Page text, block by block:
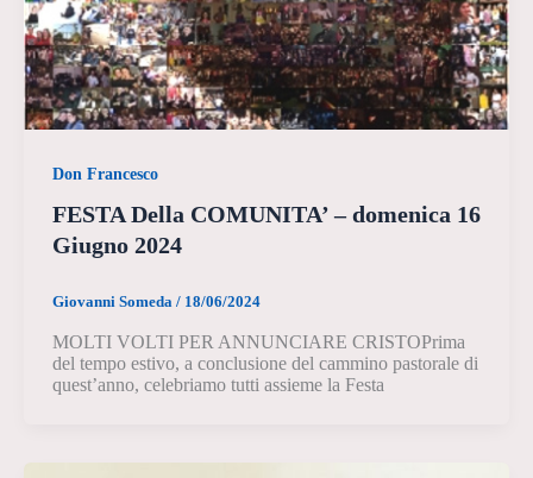
Don Francesco
FESTA Della COMUNITA’ – domenica 16
Giugno 2024
Giovanni Someda / 18/06/2024
MOLTI VOLTI PER ANNUNCIARE CRISTOPrima
del tempo estivo, a conclusione del cammino pastorale di
quest’anno, celebriamo tutti assieme la Festa